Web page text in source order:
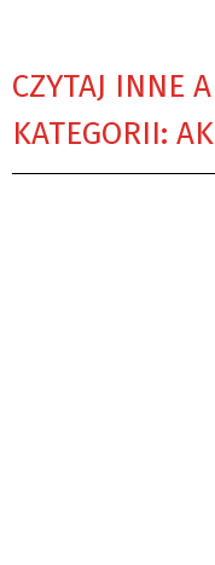
CZYTAJ INNE
KATEGORII: